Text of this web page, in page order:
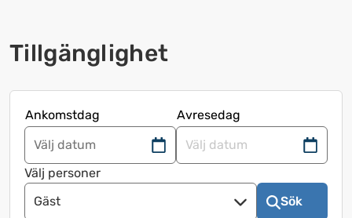
Tillgänglighet
Ankomstdag
Avresedag
Navigera
framåt
för
att
Navigera
Välj personer
Gäst
Sök